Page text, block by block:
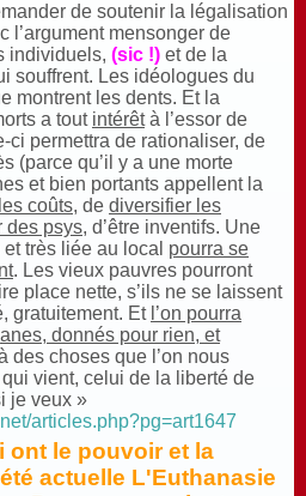
de soutenir la légalisation
l’argument mensonger de
individuels, (sic !) et de la
souffrent. Les idéologues du
montrent les dents. Et la
a tout intérêtà l’essor de
ci permettra de rationaliser, de
(parce qu’il y a une morte
et bien portants appellent la
coûts, de diversifier les
des psys, d’être inventifs. Une
très liée au local pourra se
. Les vieux pauvres pourront
place nette, s’ils ne se laissent
gratuitement. Et l’on pourra
donnés pour rien, et
des choses que l’on nous
vient, celui de la liberté de
je veux »
articles.php?pg=art1647
ont le pouvoir et la
actuelle L'Euthanasie